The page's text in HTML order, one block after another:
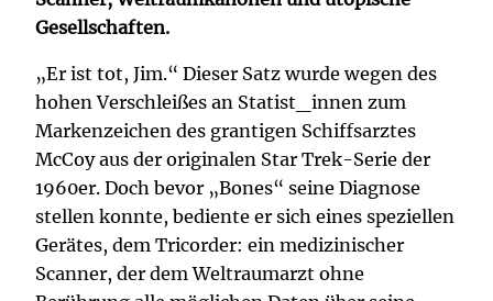
Gesellschaften.
„Er ist tot, Jim.“ Dieser Satz wurde wegen des
hohen Verschleißes an Statist_innen zum
Markenzeichen des grantigen Schiffsarztes
McCoy aus der originalen Star Trek-Serie der
1960er. Doch bevor „Bones“ seine Diagnose
stellen konnte, bediente er sich eines speziellen
Gerätes, dem Tricorder: ein medizinischer
Scanner, der dem Weltraumarzt ohne